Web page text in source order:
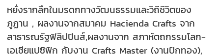
หยั่งรากลึกในมรดกทางวัฒนธรรมและวิถีชีวิตของ
ภูฏาน , ผลงานจากสมาคม Hacienda Crafts จาก
สาธารณรัฐฟิลิปปินส์,ผลงานจาก สภาหัตถกรรมโลก-
เอเชียแปซิฟิก กับงาน Crafts Master (งานปักทอง),